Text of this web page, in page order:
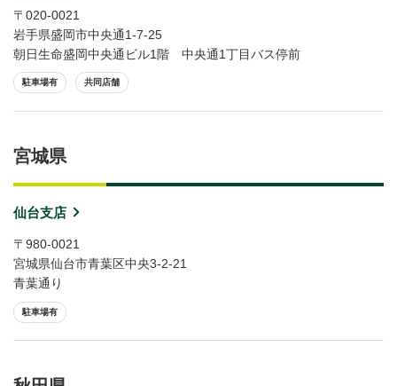
〒020-0021
岩手県盛岡市中央通1-7-25
朝日生命盛岡中央通ビル1階 中央通1丁目バス停前
駐車場有 共同店舗
宮城県
仙台支店
〒980-0021
宮城県仙台市青葉区中央3-2-21
青葉通り
駐車場有